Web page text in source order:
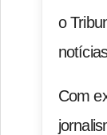
o
Com